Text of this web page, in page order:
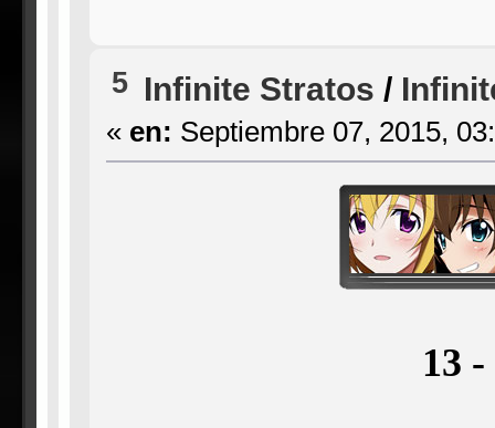
5 Infinite Stratos /
« en: Septiembre 07, 2015,
13